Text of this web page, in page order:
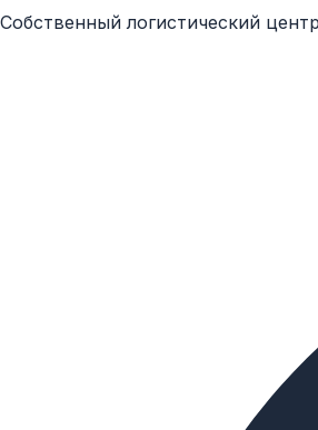
Собственный логистический центр